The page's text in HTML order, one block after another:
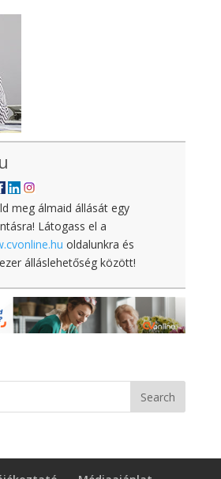
meg álmaid állását egy
Látogass el a
oldalunkra és
álláslehetőség között!